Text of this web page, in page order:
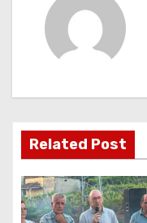
ã
o
Related Post